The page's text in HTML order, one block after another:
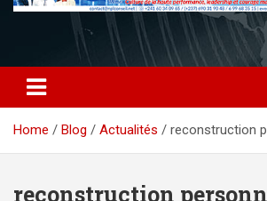
Home Blog Actualités reconstruction
reconstruction